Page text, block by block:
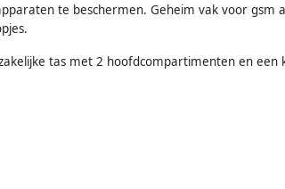
te beschermen. Geheim vak voor gsm
tas met 2 hoofdcompartimenten en een